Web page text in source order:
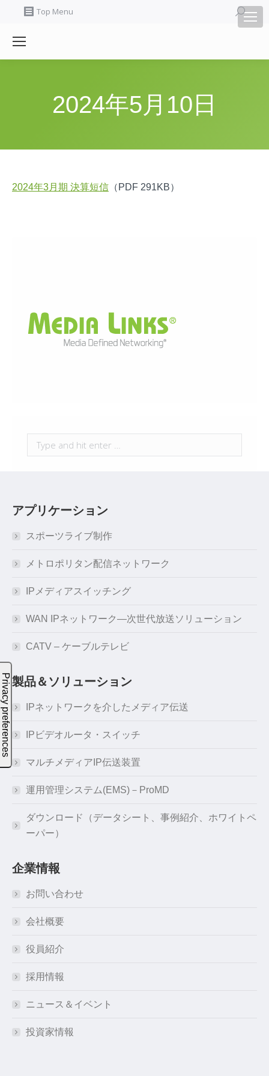
Top Menu Search:
2024年5月10日
2024年3月期 決算短信 （PDF 291KB）
Search:
アプリケーション
スポーツライブ制作
メトロポリタン配信ネットワーク
IPメディアスイッチング
WAN IPネットワーク―次世代放送ソリューション
CATV – ケーブルテレビ
製品＆ソリューション
IPネットワークを介したメディア伝送
IPビデオルータ・スイッチ
マルチメディアIP伝送装置
運用管理システム(EMS)－ProMD
ダウンロード（データシート、事例紹介、ホワイトペ
ーパー）
企業情報
お問い合わせ
会社概要
役員紹介
採用情報
ニュース＆イベント
投資家情報